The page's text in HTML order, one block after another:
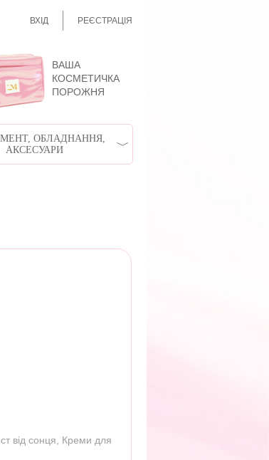
ВХІД РЕЄСТРАЦІЯ
ВАША
КОСМЕТИЧКА
ПОРОЖНЯ
ОБЛАДНАННЯ,
АКСЕСУАРИ
від сонця
Креми для